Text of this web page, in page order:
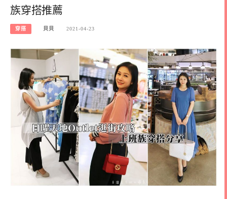
族穿搭推薦
穿搭 貝貝 2021-04-23